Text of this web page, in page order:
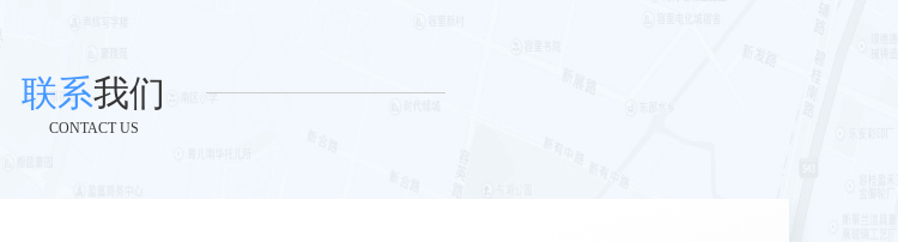
联系我们
CONTACT US